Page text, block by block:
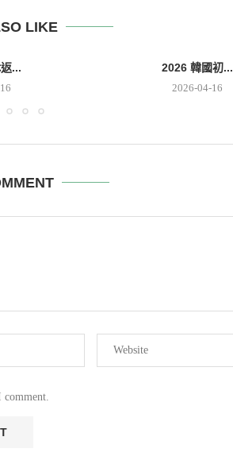
LIKE
... 2026 韓國初...
2026-04-16
comment.